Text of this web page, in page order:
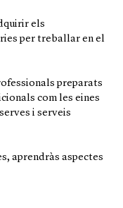
els
per treballar en el
preparats
com les eines
i serveis
aprendràs aspectes